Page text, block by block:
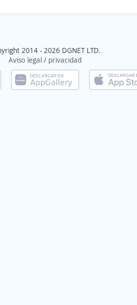
2014 - 2026 DGNET LTD.
Aviso legal/ privacidad